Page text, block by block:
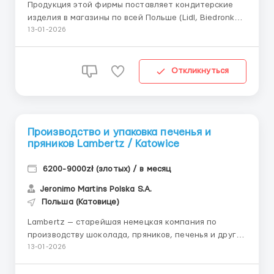
Продукция этой фирмы поставляет кондитерские
изделия в магазины по всей Польше (Lidl, Biedronka,
Kaufland, Tesco, Auchan). 📩 По всем вопросам
Заработная плата: 25–30,50 зл/час нетто ...
13-01-2026
Откликнуться
Производство и упаковка печенья и
пряников Lambertz / Katowice
6200-9000zł (злотых) / в месяц
Jeronimo Martins Polska S.A.
Польша (Катовице)
Lambertz — старейшая немецкая компания по
производству шоколада, пряников, печенья и других
кондитерских изделий высочайшего качества. 📩 По
13-01-2026